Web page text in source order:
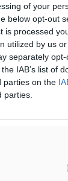
of your
below opt-out
is processed
utilized by us
separately
IAB’s list of
parties on the
parties.
ότι
- Ερντογάν
Δ.
και οι
και Β.…